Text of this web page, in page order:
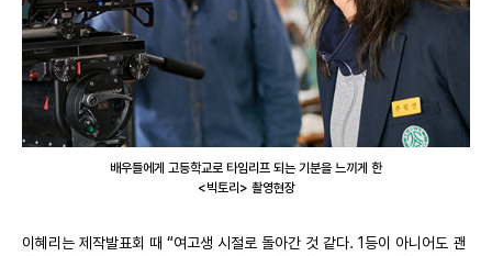
배우들에게 고등학교로 타임리프 되는 기분을 느끼게 한
<빅토리> 촬영현장
이혜리는 제작발표회 때 “여고생 시절로 돌아간 것 같다. 1등이 아니어도 괜